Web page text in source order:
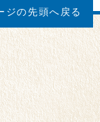
ジの先頭へ戻る